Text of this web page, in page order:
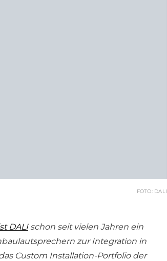
FOTO: DALI
DALIschon seit vielen Jahren ein
zur Integration in
Custom Installation-Portfolio der